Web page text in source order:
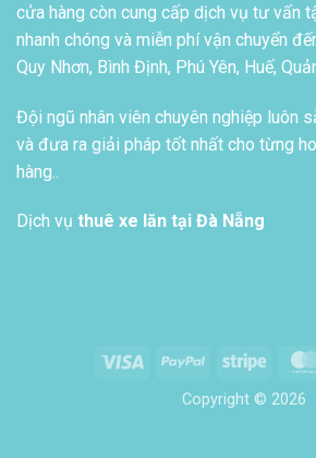
cửa hàng còn cung cấp dịch vụ tư vấn
nhanh chóng và miễn phí vận chuyển
Quy Nhơn, Bình Định, Phú Yên, Huế,
Đội ngũ nhân viên chuyên nghiệp luôn
và đưa ra giải pháp tốt nhất cho từng
hàng..
Dịch vụ thuê xe lăn tại Đà Nẵng
Visa PayPal Stripe
Copyright © 2026